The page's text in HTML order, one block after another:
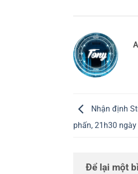
Nhận định
phấn, 21h30
Để lại một